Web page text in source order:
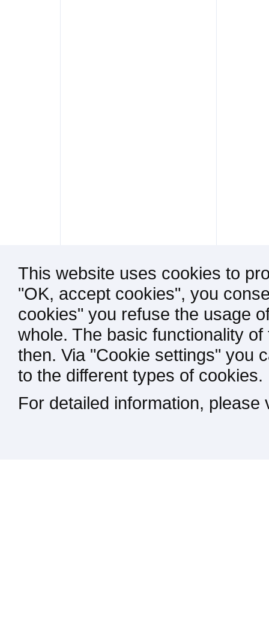
This website uses cookies to
"OK, accept cookies", you
cookies" you refuse the usage
whole. The basic functionality
then. Via "Cookie settings" you
to the different types of cookies.
For detailed information,